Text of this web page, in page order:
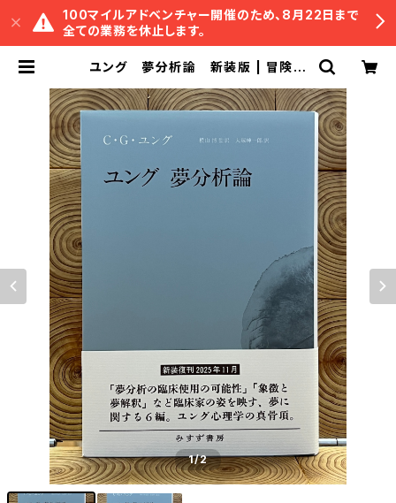
100マイルアドベンチャー開催のため、8月22日まで
全ての業務を休止します。
ユング 夢分析論 新装版 | 冒険研
1/2